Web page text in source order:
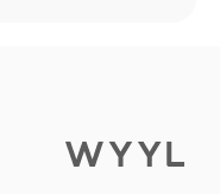
孔洞”设计）“孔洞设
产品表面或结构中